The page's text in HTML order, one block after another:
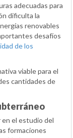
adecuadas para
dificulta la
renovables
desafíos
de los
viable para el
cantidades de
el estudio del
formaciones